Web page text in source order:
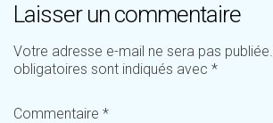
Laisser un commentaire
Votre adresse e-mail ne sera pas publiée.
obligatoires sont indiqués avec *
Commentaire *